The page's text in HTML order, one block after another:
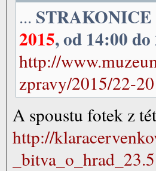
...
2015, od 14:00
http://
zpravy/2015/22-
A spoustu fotek z
http://